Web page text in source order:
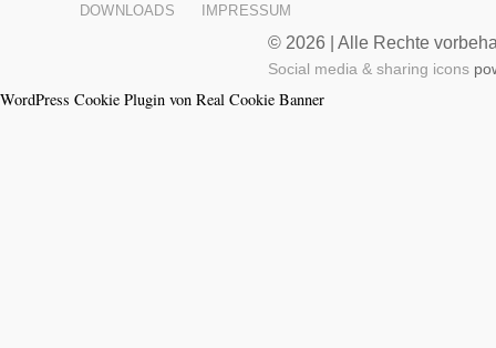
DOWNLOADS IMPRESSUM
© 2026 | Alle Rechte
Social media & sharing icons
WordPress Cookie Plugin von Real Cookie Banner